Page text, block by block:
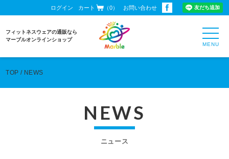
ログイン カート （0） お問い合わせ
フィットネスウェアの通販なら
マーブルオンラインショップ
TOP NEWS
NEWS
ニュース